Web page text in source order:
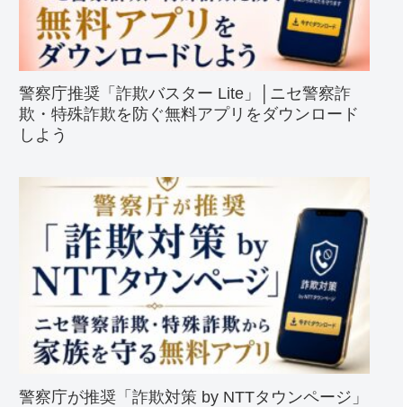
警察庁推奨「詐欺バスター Lite」│ニセ警察詐
欺・特殊詐欺を防ぐ無料アプリをダウンロード
しよう
警察庁が推奨「詐欺対策 by NTTタウンページ」